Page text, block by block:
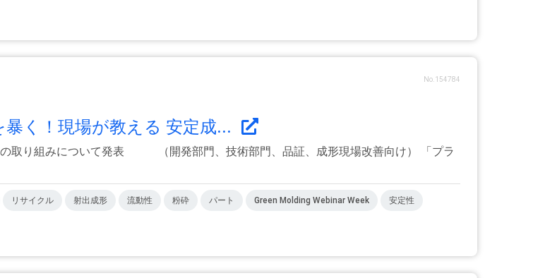
No.154784
く！現場が教える 安定成...
の取り組みについて発表 （開発部門、技術部門、品証、成形現場改善向け） 「プラ
リサイクル 射出成形 流動性 粉砕 パート Green Molding Webinar Week 安定性